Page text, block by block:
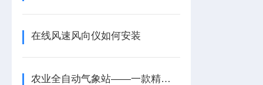
在线风速风向仪如何安装
农业全自动气象站——一款精准指导农事的农业田间气象站系统2025+派+送